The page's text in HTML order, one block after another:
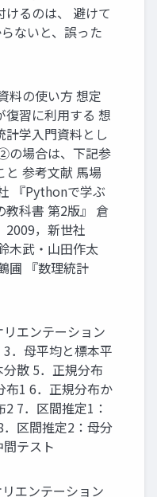
けるのは、 避けて
ないと、誤った
料の使い方 想定
習に利用する 想
学入門資料とし
場合は、下記参
と 参考文献 馬場
『Pythonで学ぶ
教科書 第2版』 倉
2009，新世社
木武・山田作太
圃 『数理統計
エンテーション
．母平均と標本平
散 5．正規分布
布1 6．正規分布か
7．区間推定1：
区間推定2：母分
テスト
エンテーション